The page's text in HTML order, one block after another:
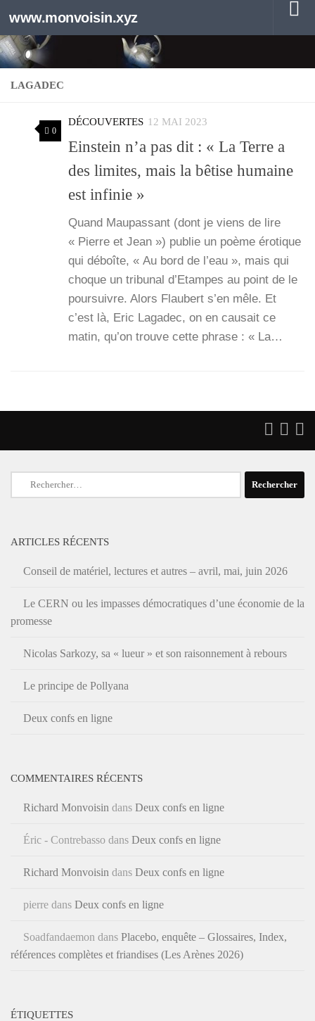
Au dessous du contenu
www.monvoisin.xyz
LAGADEC
0
DÉCOUVERTES 12 MAI 2023
Einstein n’a pas dit : « La Terre a
des limites, mais la bêtise humaine
est infinie »
Quand Mau­pas­sant (dont je viens de lire
« Pierre et Jean ») publie un poème éro­tique
qui déboîte, « Au bord de l’eau », mais qui
choque un tri­bu­nal d’Etampes au point de le
pour­suivre. Alors Flau­bert s’en mêle. Et
c’est là, Eric Laga­dec, on en cau­sait ce
matin, qu’on trouve cette phrase : « La…
Rechercher :
ARTICLES RÉCENTS
Conseil de matériel, lectures et autres – avril, mai, juin 2026
Le CERN ou les impasses démocratiques d’une économie de la
promesse
Nicolas Sarkozy, sa « lueur » et son raisonnement à rebours
Le principe de Pollyana
Deux confs en ligne
COMMENTAIRES RÉCENTS
Richard Monvoisin dans Deux confs en ligne
Éric - Contrebasso dans Deux confs en ligne
Richard Monvoisin dans Deux confs en ligne
pierre dans Deux confs en ligne
Soadfandaemon dans Placebo, enquête – Glossaires, Index,
références complètes et friandises (Les Arènes 2026)
ÉTIQUETTES